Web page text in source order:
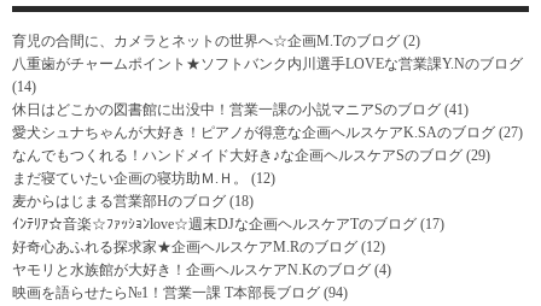
育児の合間に、カメラとネットの世界へ☆企画M.Tのブログ (2)
八重歯がチャームポイント★ソフトバンク内川選手LOVEな営業課Y.Nのブログ
(14)
休日はどこかの図書館に出没中！営業一課の小説マニアSのブログ (41)
愛犬シュナちゃんが大好き！ピアノが得意な企画ヘルスケアK.SAのブログ (27)
なんでもつくれる！ハンドメイド大好き♪な企画ヘルスケアSのブログ (29)
まだ寝ていたい企画の寝坊助Ｍ.Ｈ。
(12)
麦からはじまる営業部Hのブログ (18)
ｲﾝﾃﾘｱ☆音楽☆ﾌｧｯｼｮﾝlove☆週末DJな企画ヘルスケアTのブログ (17)
好奇心あふれる探求家★企画ヘルスケアM.Rのブログ (12)
ヤモリと水族館が大好き！企画ヘルスケアN.Kのブログ (4)
映画を語らせたら№1！営業一課 T本部長ブログ (94)